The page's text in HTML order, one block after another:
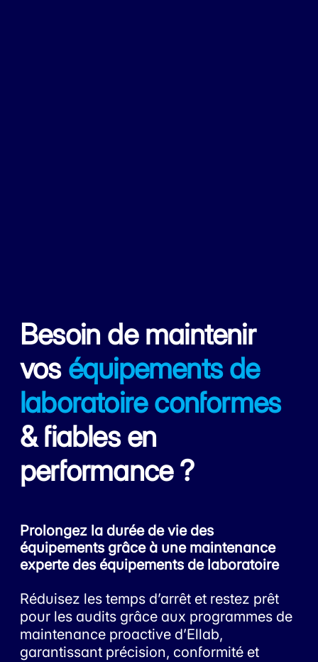
Besoin de maintenir
vos équipements de
laboratoire conformes
& fiables en
performance ?
Prolongez la durée de vie des
équipements grâce à une maintenance
experte des équipements de laboratoire
Réduisez les temps d’arrêt et restez prêt
pour les audits grâce aux programmes de
maintenance proactive d’Ellab,
garantissant précision, conformité et